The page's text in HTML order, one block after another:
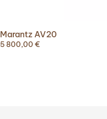
Marantz AV20
5 800,00 €